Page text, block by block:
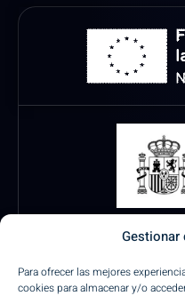
Para ofrecer las mejores
cookies para almacenar y/o